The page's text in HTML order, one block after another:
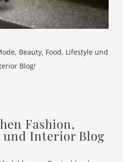
Beauty, Food, Lifestyle und
Blog!
Fashion,
und Interior Blog